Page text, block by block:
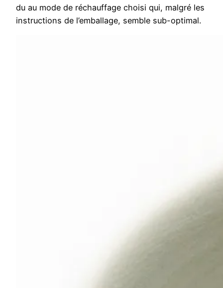
du au mode de réchauffage choisi qui, malgré les
instructions de l’emballage, semble sub-optimal.